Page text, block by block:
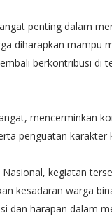
penting dalam
diharapkan mampu
berkontribusi di
mencerminkan
penguatan karakter
kegiatan
kesadaran warga
dan harapan dalam